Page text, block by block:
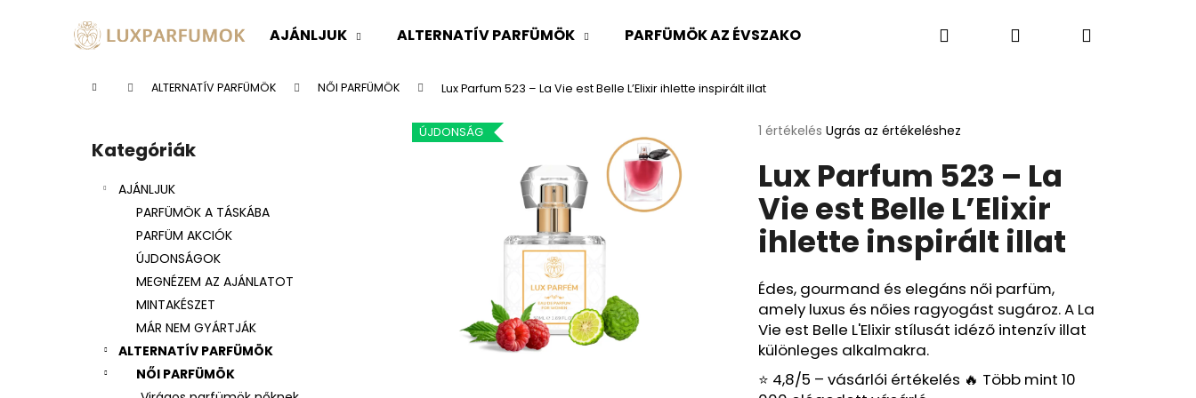
AJÁNLJUK ALTERNATÍV PARFÜMÖK PARFÜMÖK AZ ÉVSZAKOK SZERINT Kapcsolatok A BLOG
KeresésBejelentkezés
Kosár
KezdőlapALTERNATÍV PARFÜMÖK NŐI PARFÜMÖK Lux Parfum 523 – La Vie est Belle L’Elixir ihlette inspirált illat
Kategóriák
átugrása
Kategóriák
AJÁNLJUK
PARFÜMÖK A TÁSKÁBA
PARFÜM AKCIÓK
ÚJDONSÁGOK
MEGNÉZEM AZ AJÁNLATOT
MINTAKÉSZET
MÁR NEM GYÁRTJÁK
ALTERNATÍV PARFÜMÖK
NŐI PARFÜMÖK
A
átlagos
értékelése
5-
ből
5,0
csillag.
1 értékelés Ugrás az értékeléshez
Lux Parfum 523 – La
Vie est Belle L’Elixir
ihlette inspirált illat
Édes, gourmand és elegáns női parfüm,
amely luxus és nőies ragyogást sugároz. A La
Vie est Belle L'Elixir stílusát idéző intenzív illat
különleges alkalmakra.
⭐ 4,8/5 – vásárlói értékelés 🔥 Több mint 10
ÚJDONSÁG
Vissza
Vissza
Mit keres?
KERESÉS
Ajánljuk